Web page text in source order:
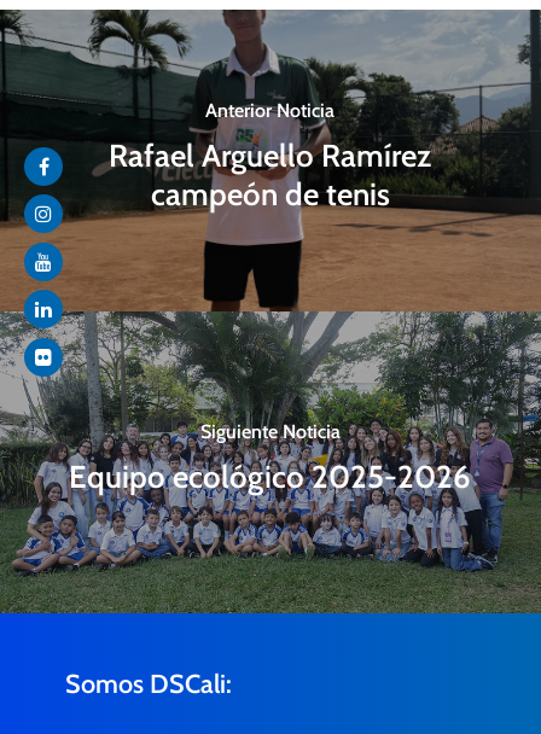
Anterior Noticia
Rafael Arguello Ramírez
campeón de tenis
Siguiente Noticia
Equipo ecológico 2025-2026
Somos DSCali: